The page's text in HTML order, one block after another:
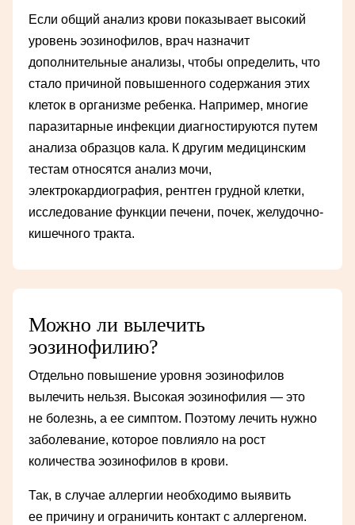
Если общий анализ крови показывает высокий
уровень эозинофилов, врач назначит
дополнительные анализы, чтобы определить, что
стало причиной повышенного содержания этих
клеток в организме ребенка. Например, многие
паразитарные инфекции диагностируются путем
анализа образцов кала. К другим медицинским
тестам относятся анализ мочи,
электрокардиография, рентген грудной клетки,
исследование функции печени, почек, желудочно-
кишечного тракта.
Можно ли вылечить
эозинофилию?
Отдельно повышение уровня эозинофилов
вылечить нельзя. Высокая эозинофилия — это
не болезнь, а ее симптом. Поэтому лечить нужно
заболевание, которое повлияло на рост
количества эозинофилов в крови.
Так, в случае аллергии необходимо выявить
ее причину и ограничить контакт с аллергеном.